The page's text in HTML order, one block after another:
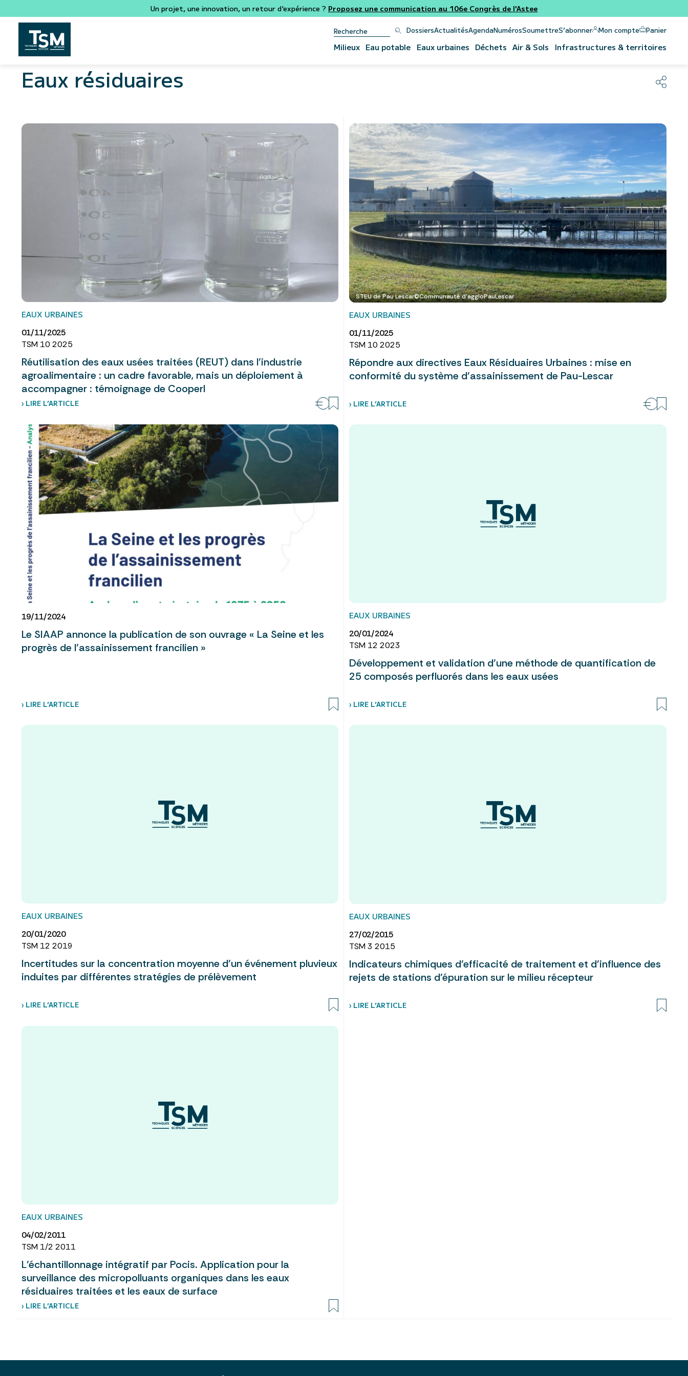
Un projet, une innovation, un retour d'expérience ? Proposez une communication au 106e Congrès de l'Astee
DossiersActualitésAgendaNumérosSoumettreS’abonner Mon compte Panier
Milieux Eau potable Eaux urbaines Déchets Air & Sols Infrastructures & territoires
Eaux résiduaires
EAUX URBAINES
01/11/2025
TSM 10 2025
Réutilisation des eaux usées traitées (REUT) dans l’industrie
agroalimentaire : un cadre favorable, mais un déploiement à
accompagner : témoignage de Cooperl
› LIRE L’ARTICLE
STEU de Pau Lescar©Communauté d'aggloPauLescar
EAUX URBAINES
01/11/2025
TSM 10 2025
Répondre aux directives Eaux Résiduaires Urbaines : mise en
conformité du système d’assainissement de Pau-Lescar
› LIRE L’ARTICLE
19/11/2024
Le SIAAP annonce la publication de son ouvrage « La Seine et les
progrès de l’assainissement francilien »
› LIRE L’ARTICLE
EAUX URBAINES
20/01/2024
TSM 12 2023
Développement et validation d’une méthode de quantification de
25 composés perfluorés dans les eaux usées
› LIRE L’ARTICLE
EAUX URBAINES
20/01/2020
TSM 12 2019
Incertitudes sur la concentration moyenne d’un événement pluvieux
induites par différentes stratégies de prélèvement
› LIRE L’ARTICLE
EAUX URBAINES
27/02/2015
TSM 3 2015
Indicateurs chimiques d’efficacité de traitement et d’influence des
rejets de stations d’épuration sur le milieu récepteur
› LIRE L’ARTICLE
EAUX URBAINES
04/02/2011
TSM 1/2 2011
L’échantillonnage intégratif par Pocis. Application pour la
surveillance des micropolluants organiques dans les eaux
résiduaires traitées et les eaux de surface
› LIRE L’ARTICLE